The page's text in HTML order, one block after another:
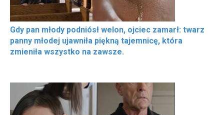
Gdy pan młody podniósł welon, ojciec zamarł: twarz
panny młodej ujawniła piękną tajemnicę, która
zmieniła wszystko na zawsze.